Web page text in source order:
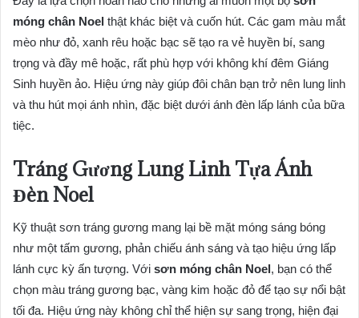
móng chân Noel thật khác biệt và cuốn hút. Các gam màu mắt
mèo như đỏ, xanh rêu hoặc bạc sẽ tạo ra vẻ huyền bí, sang
trọng và đầy mê hoặc, rất phù hợp với không khí đêm Giáng
Sinh huyền ảo. Hiệu ứng này giúp đôi chân bạn trở nên lung linh
và thu hút mọi ánh nhìn, đặc biệt dưới ánh đèn lấp lánh của bữa
tiệc.
Tráng Gương Lung Linh Tựa Ánh
Đèn Noel
Kỹ thuật sơn tráng gương mang lại bề mặt móng sáng bóng
như một tấm gương, phản chiếu ánh sáng và tạo hiệu ứng lấp
lánh cực kỳ ấn tượng. Với sơn móng chân Noel, bạn có thể
chọn màu tráng gương bạc, vàng kim hoặc đỏ để tạo sự nổi bật
tối đa. Hiệu ứng này không chỉ thể hiện sự sang trọng, hiện đại